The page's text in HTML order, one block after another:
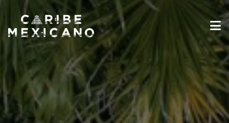
Destinos
Galería
Experiencias
Industria de Viajes
Noticias